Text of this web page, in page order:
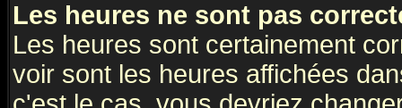
Les heures ne sont pas
Les heures sont certainement
voir sont les heures affichées